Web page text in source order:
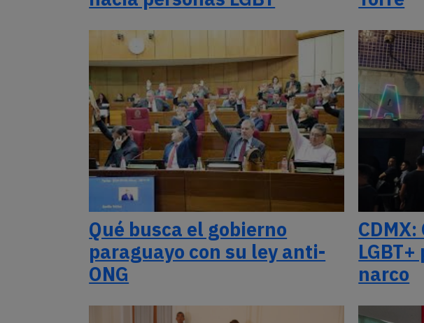
Qué busca el gobierno
paraguayo con su ley anti-
ONG
narco